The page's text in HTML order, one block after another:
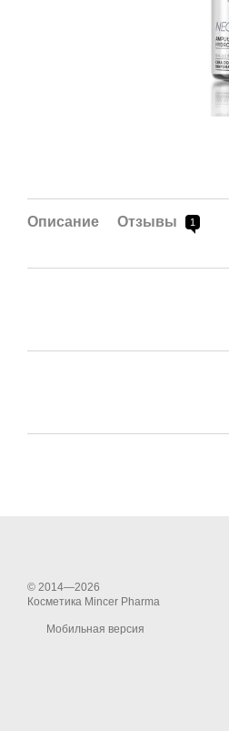
Описание Отзывы 1
© 2014—2026
Косметика Mincer Pharma
Мобильная версия